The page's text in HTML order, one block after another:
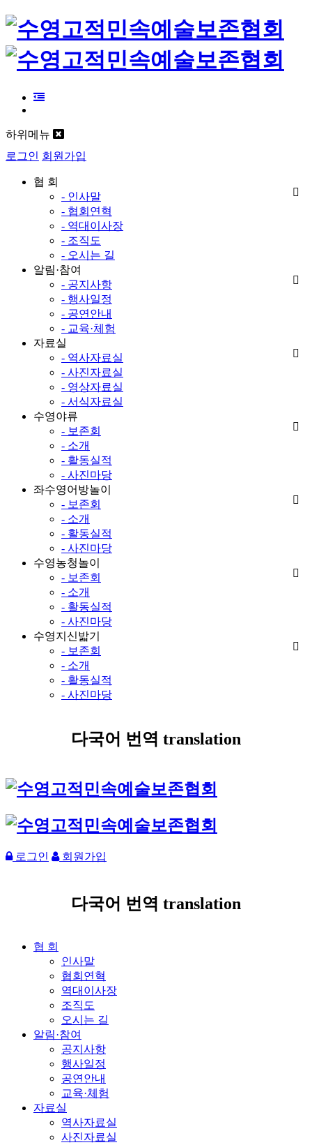
하위메뉴
로그인 회원가입
협 회
- 인사말
- 협회연혁
- 역대이사장
- 조직도
- 오시는 길
알림·참여
- 공지사항
- 행사일정
- 공연안내
- 교육·체험
자료실
- 역사자료실
- 사진자료실
- 영상자료실
- 서식자료실
수영야류
- 보존회
- 소개
- 활동실적
- 사진마당
좌수영어방놀이
- 보존회
- 소개
- 활동실적
- 사진마당
수영농청놀이
- 보존회
- 소개
- 활동실적
- 사진마당
수영지신밟기
- 보존회
- 소개
- 활동실적
- 사진마당
다국어 번역 translation
로그인 회원가입
다국어 번역 translation
협 회
인사말
협회연혁
역대이사장
조직도
오시는 길
알림·참여
공지사항
행사일정
공연안내
교육·체험
자료실
역사자료실
사진자료실